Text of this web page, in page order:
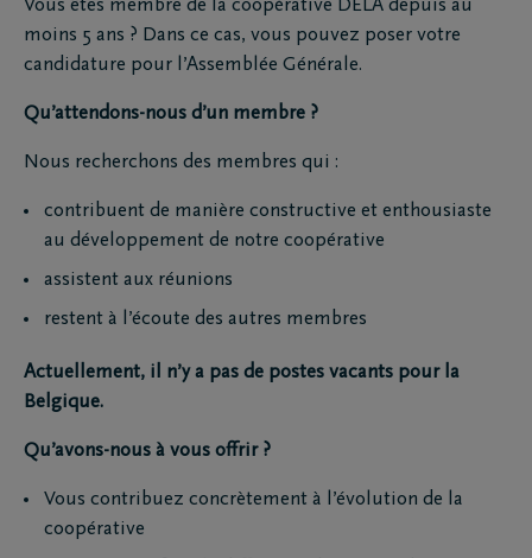
Vous êtes membre de la coopérative DELA depuis au
moins 5 ans ? Dans ce cas, vous pouvez poser votre
candidature pour l’Assemblée Générale.
Qu’attendons-nous d’un membre ?
Nous recherchons des membres qui :
contribuent de manière constructive et enthousiaste
au développement de notre coopérative
assistent aux réunions
restent à l’écoute des autres membres
Actuellement, il n’y a pas de postes vacants pour la
Belgique.
Qu’avons-nous à vous offrir ?
Vous contribuez concrètement à l’évolution de la
coopérative